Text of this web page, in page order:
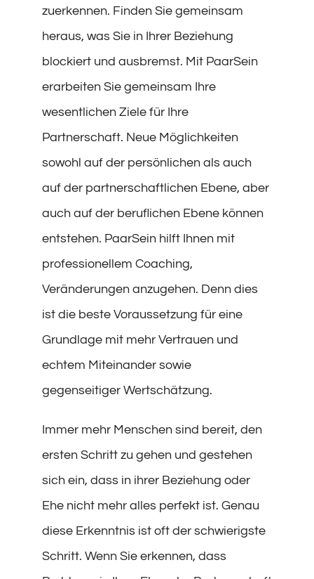
zuerkennen. Finden Sie gemeinsam
heraus, was Sie in Ihrer Beziehung
blockiert und ausbremst. Mit PaarSein
erarbeiten Sie gemeinsam Ihre
wesentlichen Ziele für Ihre
Partnerschaft. Neue Möglichkeiten
sowohl auf der persönlichen als auch
auf der partnerschaftlichen Ebene, aber
auch auf der beruflichen Ebene können
entstehen. PaarSein hilft Ihnen mit
professionellem Coaching,
Veränderungen anzugehen. Denn dies
ist die beste Voraussetzung für eine
Grundlage mit mehr Vertrauen und
echtem Miteinander sowie
gegenseitiger Wertschätzung.
Immer mehr Menschen sind bereit, den
ersten Schritt zu gehen und gestehen
sich ein, dass in ihrer Beziehung oder
Ehe nicht mehr alles perfekt ist. Genau
diese Erkenntnis ist oft der schwierigste
Schritt. Wenn Sie erkennen, dass